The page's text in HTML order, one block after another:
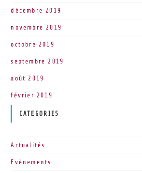
décembre 2019
novembre 2019
octobre 2019
septembre 2019
août 2019
février 2019
CATEGORIES
Actualités
Evènements